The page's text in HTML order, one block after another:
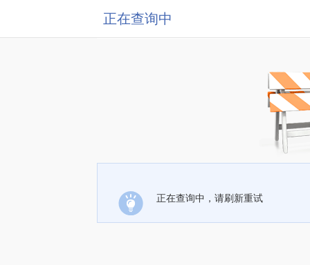
正在查询中
正在查询中，请刷新重试